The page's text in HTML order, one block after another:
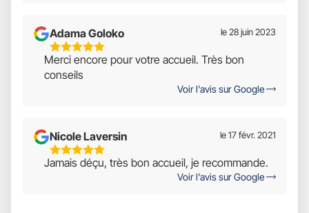
Adama Goloko
5
Étoiles
Sur
le 28 juin 2023
Merci encore pour votre accueil. Très bon
conseils
Voir l'avis sur Google
Nicole Laversin
5
Étoiles
le 17 févr. 2021
Jamais déçu, très bon accueil, je recommande.
Voir l'avis sur Google